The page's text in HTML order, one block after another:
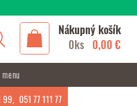
Nákupný košík
0ks 0,00 €
99, 051 77 111 77